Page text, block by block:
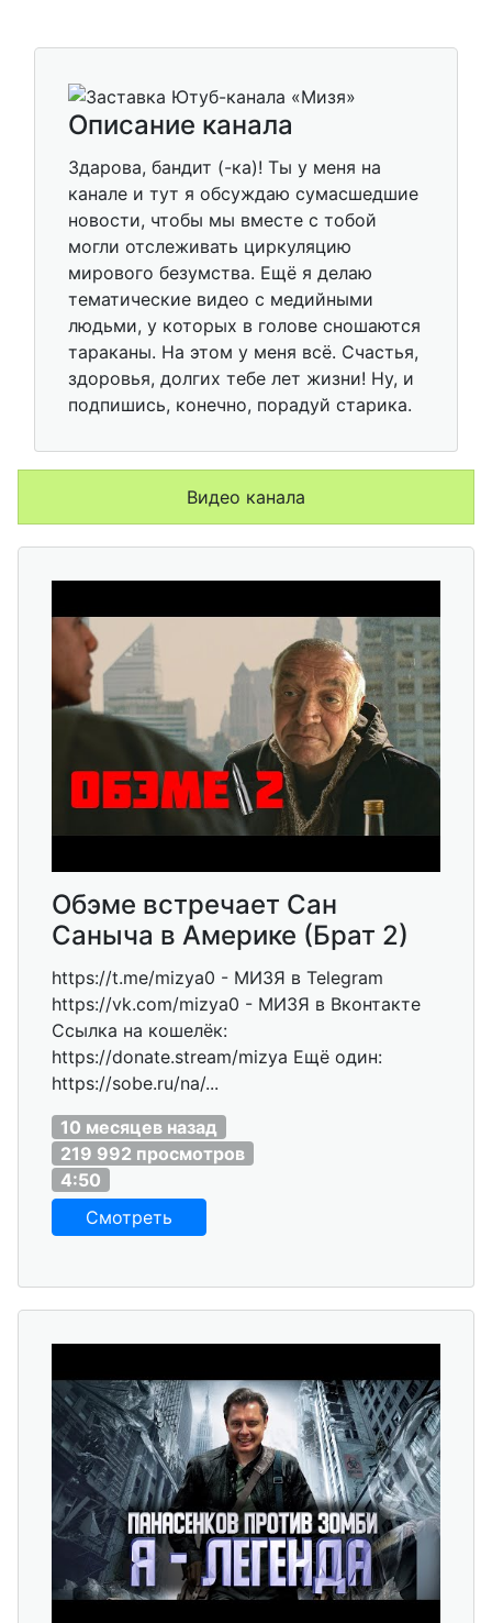
Описание канала
Здарова, бандит (-ка)! Ты у меня на
канале и тут я обсуждаю сумасшедшие
новости, чтобы мы вместе с тобой
могли отслеживать циркуляцию
мирового безумства. Ещё я делаю
тематические видео с медийными
людьми, у которых в голове сношаются
тараканы. На этом у меня всё. Счастья,
здоровья, долгих тебе лет жизни! Ну, и
подпишись, конечно, порадуй старика.
Видео канала
Обэме встречает Сан
Саныча в Америке (Брат 2)
https://t.me/mizya0 - МИЗЯ в Telegram
https://vk.com/mizya0 - МИЗЯ в Вконтакте
Ссылка на кошелёк:
https://donate.stream/mizya Ещё один:
https://sobe.ru/na/...
10 месяцев назад
219 992 просмотров
4:50
Смотреть